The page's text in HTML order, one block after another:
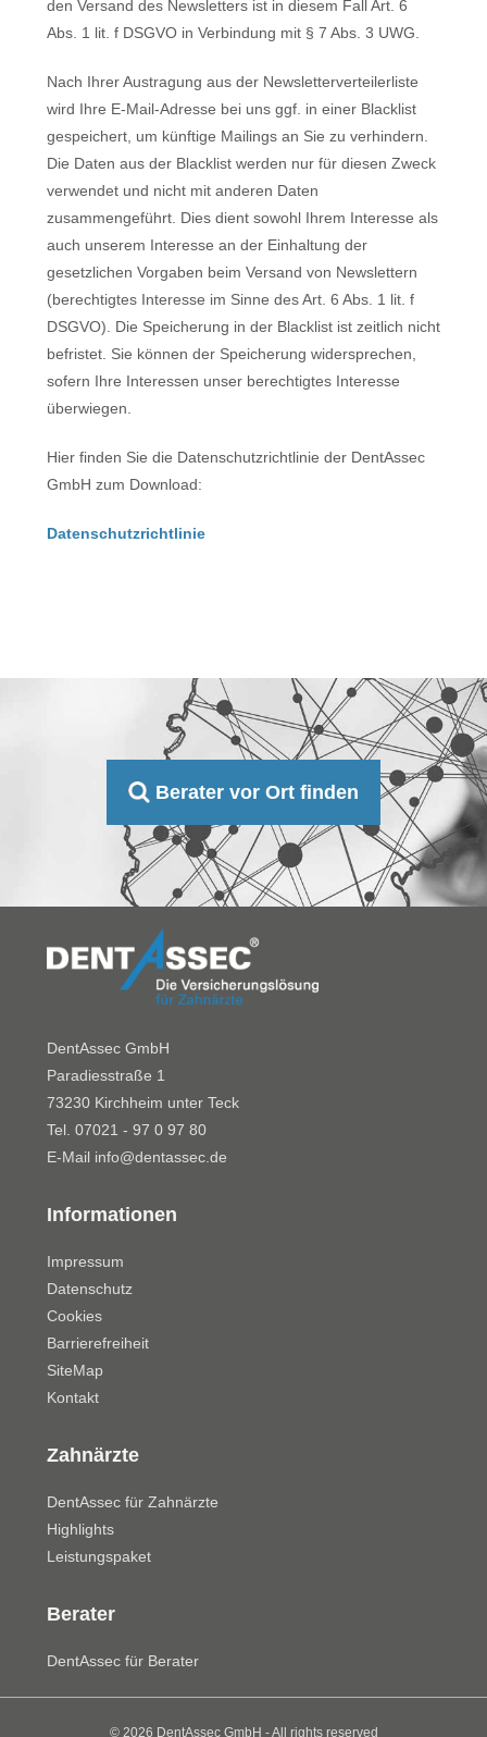
den Versand des Newsletters ist in diesem Fall Art. 6
Abs. 1 lit. f DSGVO in Verbindung mit § 7 Abs. 3 UWG.
Nach Ihrer Austragung aus der Newsletterverteilerliste
wird Ihre E-Mail-Adresse bei uns ggf. in einer Blacklist
gespeichert, um künftige Mailings an Sie zu verhindern.
Die Daten aus der Blacklist werden nur für diesen Zweck
verwendet und nicht mit anderen Daten
zusammengeführt. Dies dient sowohl Ihrem Interesse als
auch unserem Interesse an der Einhaltung der
gesetzlichen Vorgaben beim Versand von Newslettern
(berechtigtes Interesse im Sinne des Art. 6 Abs. 1 lit. f
DSGVO). Die Speicherung in der Blacklist ist zeitlich nicht
befristet. Sie können der Speicherung widersprechen,
sofern Ihre Interessen unser berechtigtes Interesse
überwiegen.
Hier finden Sie die Datenschutzrichtlinie der DentAssec
GmbH zum Download:
Datenschutzrichtlinie
Berater vor Ort finden
DentAssec GmbH
Paradiesstraße 1
73230 Kirchheim unter Teck
Tel. 07021 - 97 0 97 80
E-Mail info@dentassec.de
Informationen
Impressum
Datenschutz
Cookies
Barrierefreiheit
SiteMap
Kontakt
Zahnärzte
DentAssec für Zahnärzte
Highlights
Leistungspaket
Berater
DentAssec für Berater
© 2026 DentAssec GmbH - All rights reserved